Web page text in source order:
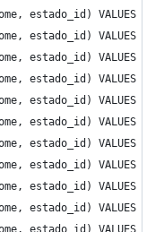
estado_id) VALUES
estado_id) VALUES
estado_id) VALUES
estado_id) VALUES
estado_id)
estado_id)
estado_id) VALUES
estado_id) VALUES
estado_id) VALUES
estado_id) VALUES
estado_id) VALUES